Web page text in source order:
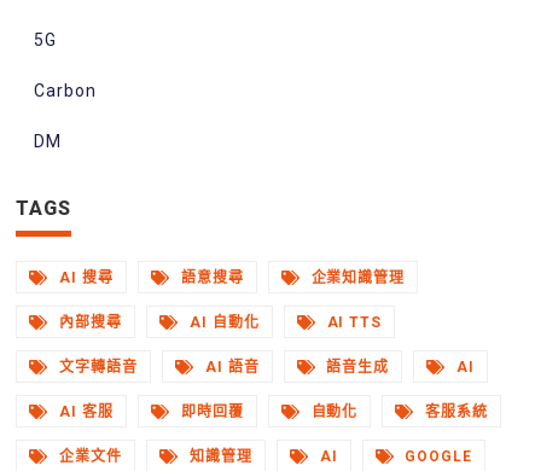
5G
Carbon
DM
TAGS
AI 搜尋 語意搜尋 企業知識管理
內部搜尋 AI 自動化 AI TTS
文字轉語音 AI 語音 語音生成 AI
AI 客服 即時回覆 自動化 客服系統
企業文件 知識管理 AI GOOGLE